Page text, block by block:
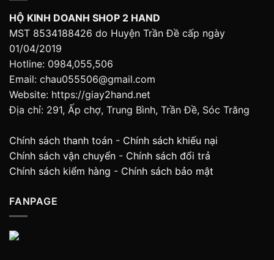
HỘ KINH DOANH SHOP 2 HAND
MST 8534188426 do Huyện Trần Đề cấp ngày
01/04/2019
Hotline: 0984,055,506
Email: chau055506@gmail.com
Website: https://giay2hand.net
Địa chỉ: 291, Ấp chợ, Trung Bình, Trần Đề, Sóc Trăng
Chính sách thanh toán - Chính sách khiếu nại
Chính sách vận chuyển - Chính sách đổi trả
Chính sách kiểm hàng - Chính sách bảo mật
FANPAGE